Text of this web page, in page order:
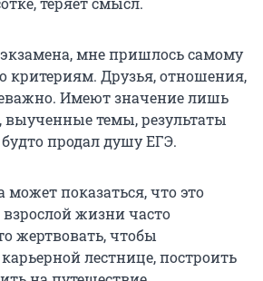
мне пришлось самому
критериям. Друзья, отношения,
Имеют значение лишь
выученные темы, результаты
продал душу ЕГЭ.
может показаться, что это
жизни часто
жертвовать, чтобы
лестнице, построить